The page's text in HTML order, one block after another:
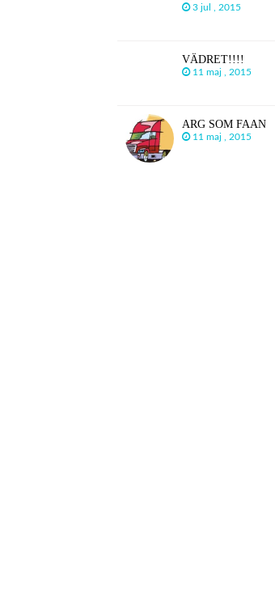
3 jul , 2015
VÄDRET!!!!
11 maj , 2015
ARG SOM FAAN
11 maj , 2015